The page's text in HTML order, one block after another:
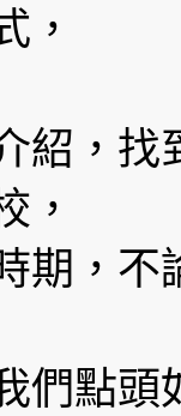
，
紹，找
，
期，不
們點頭